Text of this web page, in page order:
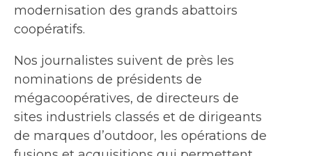
modernisation des grands abattoirs
coopératifs.
Nos journalistes suivent de près les
nominations de présidents de
mégacoopératives, de directeurs de
sites industriels classés et de dirigeants
de marques d’outdoor, les opérations de